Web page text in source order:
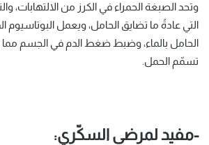
وتحد الصبغة الحمراء في الكرز من الالتهابات،
التي عادةً ما تضايق الحامل، ويعمل البوتاسيوم
الحامل بالماء، وضبط ضغط الدم في الجسم
تسمّم الحمل.
-مفيد لمرضى السكّري: